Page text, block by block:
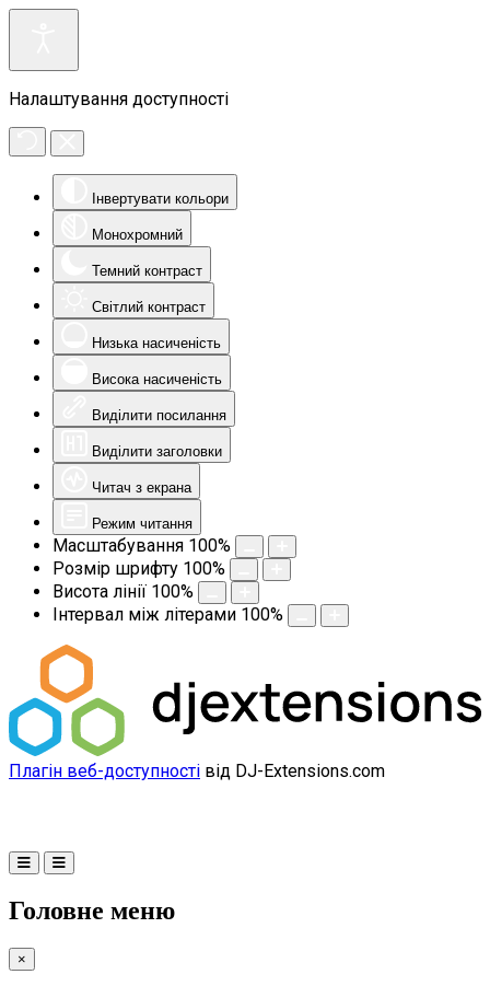
Налаштування доступності
Інвертувати кольори
Монохромний
Темний контраст
Світлий контраст
Низька насиченість
Висока насиченість
Виділити посилання
Виділити заголовки
Читач з екрана
Режим читання
Масштабування 100%
Розмір шрифту 100%
Висота лінії 100%
Інтервал між літерами 100%
Плагін веб-доступності від DJ-Extensions.com
Головне меню
×